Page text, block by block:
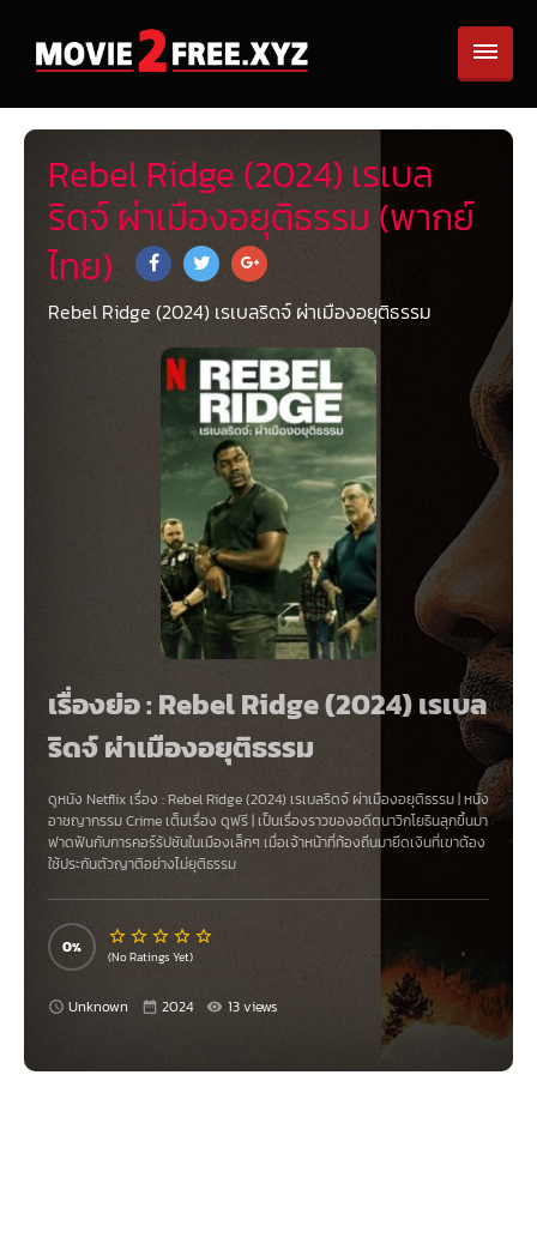
Rebel Ridge (2024) เรเบล
ริดจ์ ผ่าเมืองอยุติธรรม (พากย์
ไทย)
Rebel Ridge (2024) เรเบลริดจ์ ผ่าเมืองอยุติธรรม
เรื่องย่อ : Rebel Ridge (2024) เรเบล
ริดจ์ ผ่าเมืองอยุติธรรม
ดูหนัง Netflix เรื่อง :Rebel Ridge (2024) เรเบลริดจ์ ผ่าเมืองอยุติธรรม|หนัง
อาชญากรรม Crimeเต็มเรื่อง ดูฟรี | เป็นเรื่องราวของอดีตนาวิกโยธินลุกขึ้นมา
ฟาดฟันกับการคอร์รัปชันในเมืองเล็กๆ เมื่อเจ้าหน้าที่ท้องถิ่นมายึดเงินที่เขาต้อง
ใช้ประกันตัวญาติอย่างไม่ยุติธรรม
0 (No Ratings Yet)
Unknown 2024 13 views